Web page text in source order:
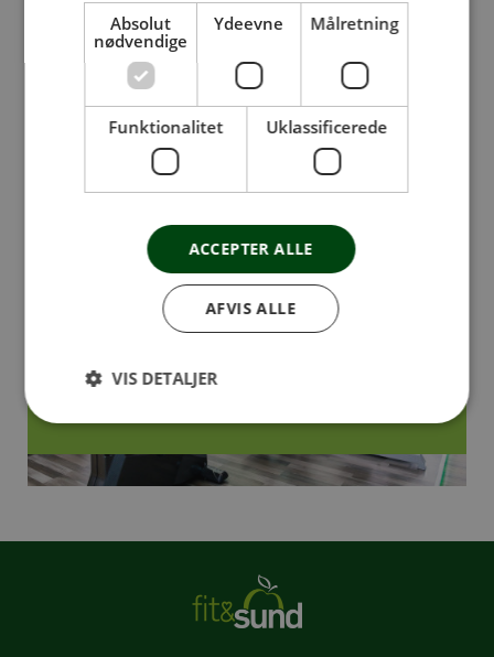
Medbring egen måtte, vand og håndklæde.
Absolut
nødvendige
Ydeevne Målretning
Funktionalitet Uklassificerede
ACCEPTER ALLE
AFVIS ALLE
VIS DETALJER